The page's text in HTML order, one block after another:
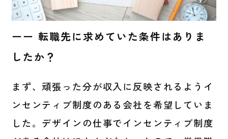
ーー 転職先に求めていた条件はありま
したか？
まず、頑張った分が収入に反映されるようイ
ンセンティブ制度のある会社を希望していま
した。デザインの仕事でインセンティブ制度